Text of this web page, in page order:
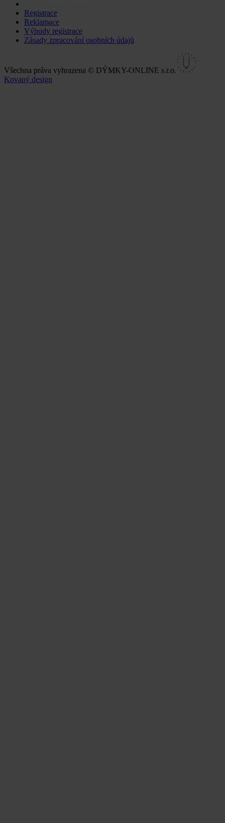
Registrace
Reklamace
Výhody registrace
Zásady zpracování osobních údajů
Všechna práva vyhrazena © DÝMKY-ONLINE s.r.o.
Kovaný design